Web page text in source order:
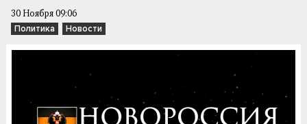
30 Ноября 09:06
Политика Новости